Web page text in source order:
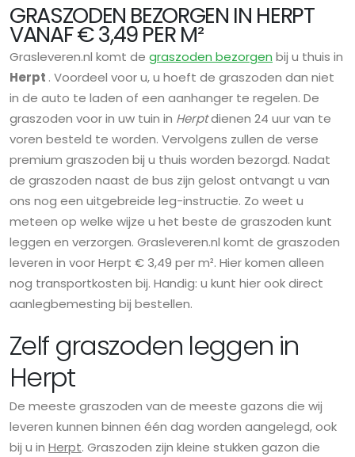
GRASZODEN BEZORGEN IN HERPT
VANAF € 3,49 PER M²
Grasleveren.nl komt de graszoden bezorgen bij u thuis in
Herpt . Voordeel voor u, u hoeft de graszoden dan niet
in de auto te laden of een aanhanger te regelen. De
graszoden voor in uw tuin in Herptdienen 24 uur van te
voren besteld te worden. Vervolgens zullen de verse
premium graszoden bij u thuis worden bezorgd. Nadat
de graszoden naast de bus zijn gelost ontvangt u van
ons nog een uitgebreide leg-instructie. Zo weet u
meteen op welke wijze u het beste de graszoden kunt
leggen en verzorgen. Grasleveren.nl komt de graszoden
leveren in voor Herpt € 3,49 per m². Hier komen alleen
nog transportkosten bij. Handig: u kunt hier ook direct
aanlegbemesting bij bestellen.
Zelf graszoden leggen in
Herpt
De meeste graszoden van de meeste gazons die wij
leveren kunnen binnen één dag worden aangelegd, ook
bij u in Herpt. Graszoden zijn kleine stukken gazon die